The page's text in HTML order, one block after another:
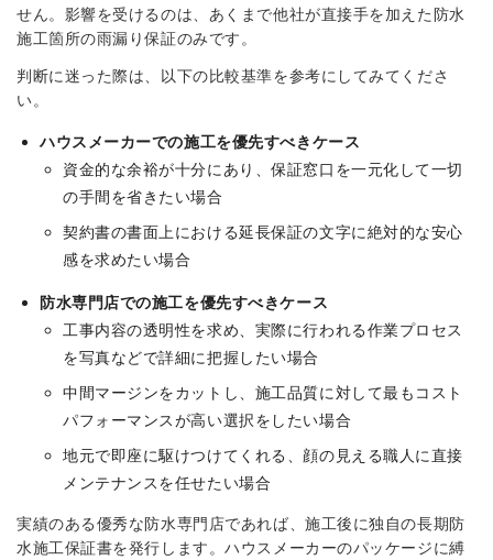
せん。影響を受けるのは、あくまで他社が直接手を加えた防水
施工箇所の雨漏り保証のみです。
判断に迷った際は、以下の比較基準を参考にしてみてくださ
い。
ハウスメーカーでの施工を優先すべきケース
資金的な余裕が十分にあり、保証窓口を一元化して一切
の手間を省きたい場合
契約書の書面上における延長保証の文字に絶対的な安心
感を求めたい場合
防水専門店での施工を優先すべきケース
工事内容の透明性を求め、実際に行われる作業プロセス
を写真などで詳細に把握したい場合
中間マージンをカットし、施工品質に対して最もコスト
パフォーマンスが高い選択をしたい場合
地元で即座に駆けつけてくれる、顔の見える職人に直接
メンテナンスを任せたい場合
実績のある優秀な防水専門店であれば、施工後に独自の長期防
水施工保証書を発行します。ハウスメーカーのパッケージに縛